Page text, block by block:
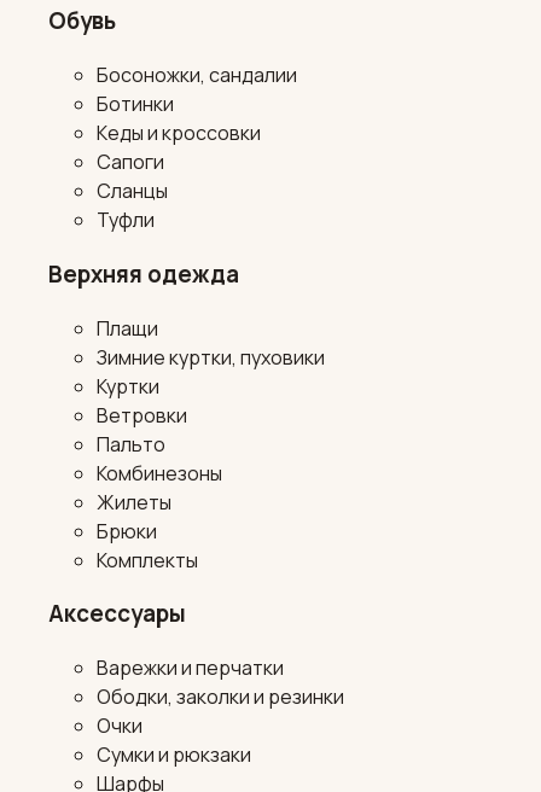
Обувь
Босоножки, сандалии
Ботинки
Кеды и кроссовки
Сапоги
Сланцы
Туфли
Верхняя одежда
Плащи
Зимние куртки, пуховики
Куртки
Ветровки
Пальто
Комбинезоны
Жилеты
Брюки
Комплекты
Аксессуары
Варежки и перчатки
Ободки, заколки и резинки
Очки
Сумки и рюкзаки
Шарфы